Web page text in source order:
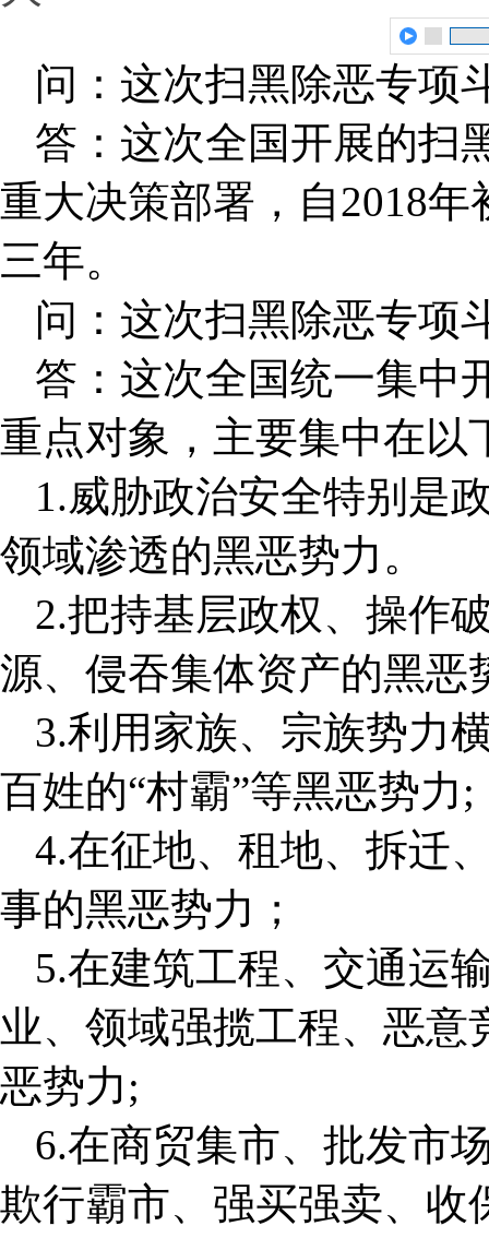
问：这次扫黑除恶专项
答：这次全国开展的扫
重大决策部署，自2018
三年。
问：这次扫黑除恶专项
答：这次全国统一集中
重点对象，主要集中在以
1.威胁政治安全特别是
领域渗透的黑恶势力。
2.把持基层政权、操作
源、侵吞集体资产的黑恶
3.利用家族、宗族势力
百姓的“村霸”等黑恶势力;
4.在征地、租地、拆迁
事的黑恶势力；
5.在建筑工程、交通运
业、领域强揽工程、恶
恶势力;
6.在商贸集市、批发市
欺行霸市、强买强卖、收